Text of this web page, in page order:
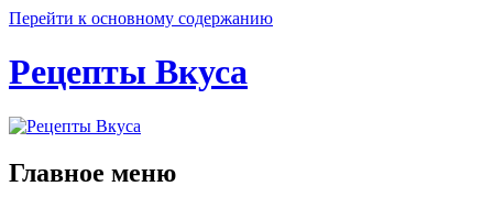
Перейти к основному содержанию
Рецепты Вкуса
Главное меню